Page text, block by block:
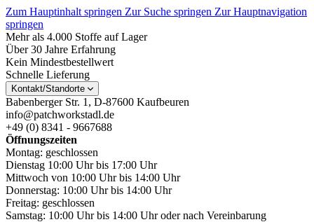
Zum Hauptinhalt springen Zur Suche springen Zur Hauptnavigation
springen
Mehr als 4.000 Stoffe auf Lager
Über 30 Jahre Erfahrung
Kein Mindestbestellwert
Schnelle Lieferung
Kontakt/Standorte
Babenberger Str. 1, D-87600 Kaufbeuren
info@patchworkstadl.de
+49 (0) 8341 - 9667688
Öffnungszeiten
Montag: geschlossen
Dienstag 10:00 Uhr bis 17:00 Uhr
Mittwoch von 10:00 Uhr bis 14:00 Uhr
Donnerstag: 10:00 Uhr bis 14:00 Uhr
Freitag: geschlossen
Samstag: 10:00 Uhr bis 14:00 Uhr oder nach Vereinbarung